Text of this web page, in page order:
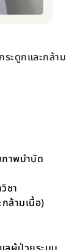
ะดูกและกล้าม
าพบำบัด
ชา
ล้ามเนื้อ)